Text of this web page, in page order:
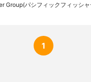
Group(パシフィックフィッシ
1